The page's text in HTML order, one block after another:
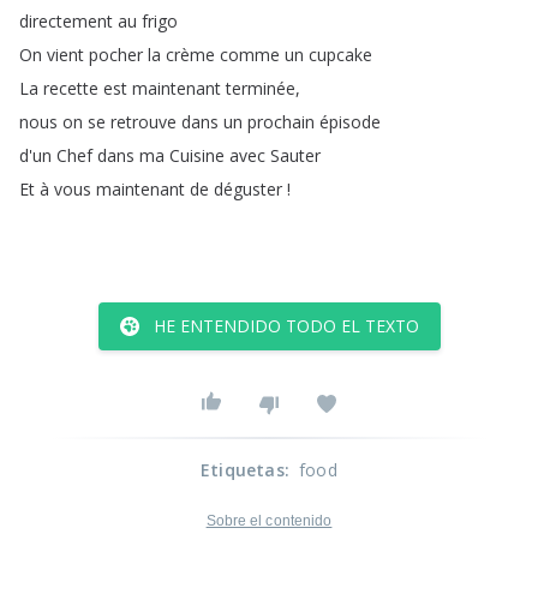
directement au frigo
On vient pocher la crème comme un cupcake
La recette est maintenant terminée,
nous on se retrouve dans un prochain épisode
d'un Chef dans ma Cuisine avec Sauter
Et à vous maintenant de déguster !
HE ENTENDIDO TODO EL TEXTO
Etiquetas: food
Sobre el contenido